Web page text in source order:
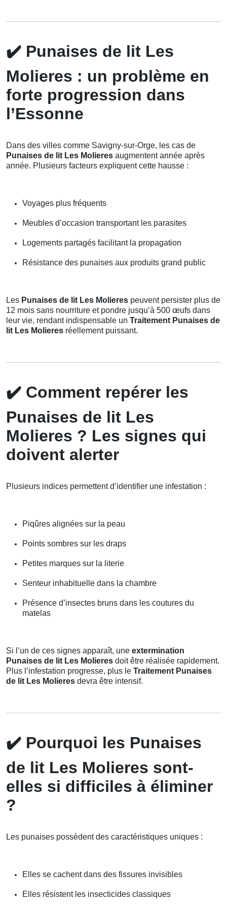
✔️ Punaises de lit Les
Molieres : un problème en
forte progression dans
l’Essonne
Dans des villes comme Savigny-sur-Orge, les cas de
Punaises de lit Les Molieres augmentent année après
année. Plusieurs facteurs expliquent cette hausse :
Voyages plus fréquents
Meubles d’occasion transportant les parasites
Logements partagés facilitant la propagation
Résistance des punaises aux produits grand public
Les Punaises de lit Les Molieres peuvent persister plus de
12 mois sans nourriture et pondre jusqu’à 500 œufs dans
leur vie, rendant indispensable un Traitement Punaises de
lit Les Molieres réellement puissant.
✔️ Comment repérer les
Punaises de lit Les
Molieres ? Les signes qui
doivent alerter
Plusieurs indices permettent d’identifier une infestation :
Piqûres alignées sur la peau
Points sombres sur les draps
Petites marques sur la literie
Senteur inhabituelle dans la chambre
Présence d’insectes bruns dans les coutures du
matelas
Si l’un de ces signes apparaît, une extermination
Punaises de lit Les Molieres doit être réalisée rapidement.
Plus l’infestation progresse, plus le Traitement Punaises
de lit Les Molieres devra être intensif.
✔️ Pourquoi les Punaises
de lit Les Molieres sont-
elles si difficiles à éliminer
?
Les punaises possèdent des caractéristiques uniques :
Elles se cachent dans des fissures invisibles
Elles résistent les insecticides classiques